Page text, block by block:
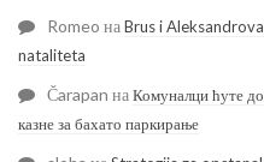
Romeo наBrus i
nataliteta
Čarapan наКомуналци ћуте
казне за бахато паркирање